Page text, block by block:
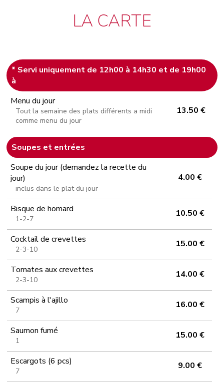
LA CARTE
* Servi uniquement de 12h00 à 14h30 et de 19h00
à
Menu du jour
Tout la semaine des plats différents a midi
comme menu du jour
13.50 €
Soupes et entrées
Soupe du jour (demandez la recette du
jour)
inclus dans le plat du jour
4.00 €
Bisque de homard
1-2-7
10.50 €
Cocktail de crevettes
2-3-10
15.00 €
Tomates aux crevettes
2-3-10
14.00 €
Scampis à l'ajillo
7
16.00 €
Saumon fumé
1
15.00 €
Escargots (6 pcs)
7
9.00 €